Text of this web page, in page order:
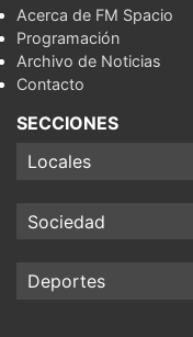
Acerca de FM Spacio
Programación
Archivo de Noticias
Contacto
SECCIONES
Locales
Sociedad
Deportes